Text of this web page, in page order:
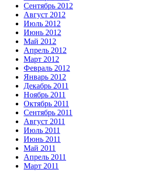
Сентябрь 2012
Август 2012
Июль 2012
Июнь 2012
Май 2012
Апрель 2012
Март 2012
Февраль 2012
Январь 2012
Декабрь 2011
Ноябрь 2011
Октябрь 2011
Сентябрь 2011
Август 2011
Июль 2011
Июнь 2011
Май 2011
Апрель 2011
Март 2011